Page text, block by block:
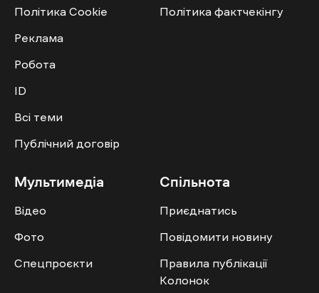
Політика Cookie
Реклама
Робота
ID
Всі теми
Публічний договір
Політика фактчекінгу
Мультимедіа
Відео
Фото
Спецпроєкти
Спільнота
Приєднатись
Повідомити новину
Правила публікації
Колонок